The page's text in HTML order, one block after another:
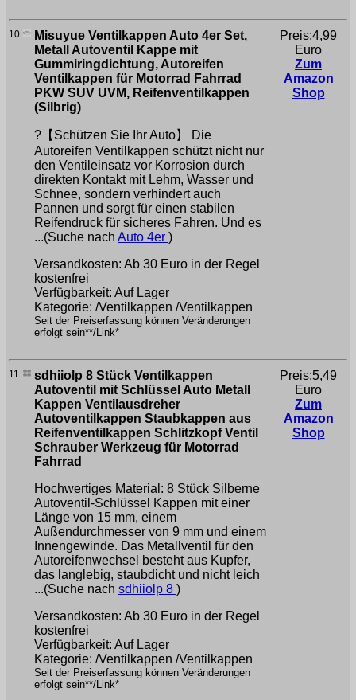
10
Misuyue Ventilkappen Auto 4er Set,
Metall Autoventil Kappe mit
Gummiringdichtung, Autoreifen
Ventilkappen für Motorrad Fahrrad
PKW SUV UVM, Reifenventilkappen
(Silbrig)
?【Schützen Sie Ihr Auto】 Die
Autoreifen Ventilkappen schützt nicht nur
den Ventileinsatz vor Korrosion durch
direkten Kontakt mit Lehm, Wasser und
Schnee, sondern verhindert auch
Pannen und sorgt für einen stabilen
Reifendruck für sicheres Fahren. Und es
...(Suche nach Auto 4er )
Versandkosten: Ab 30 Euro in der Regel
kostenfrei
Verfügbarkeit: Auf Lager
Kategorie: /Ventilkappen /Ventilkappen
Seit der Preiserfassung können Veränderungen
erfolgt sein**/Link*
Preis:4,99
Euro
Zum
Amazon
Shop
11
sdhiiolp 8 Stück Ventilkappen
Autoventil mit Schlüssel Auto Metall
Kappen Ventilausdreher
Autoventilkappen Staubkappen aus
Reifenventilkappen Schlitzkopf Ventil
Schrauber Werkzeug für Motorrad
Fahrrad
Hochwertiges Material: 8 Stück Silberne
Autoventil-Schlüssel Kappen mit einer
Länge von 15 mm, einem
Außendurchmesser von 9 mm und einem
Innengewinde. Das Metallventil für den
Autoreifenwechsel besteht aus Kupfer,
das langlebig, staubdicht und nicht leich
...(Suche nach sdhiiolp 8 )
Versandkosten: Ab 30 Euro in der Regel
kostenfrei
Verfügbarkeit: Auf Lager
Kategorie: /Ventilkappen /Ventilkappen
Seit der Preiserfassung können Veränderungen
erfolgt sein**/Link*
Preis:5,49
Euro
Zum
Amazon
Shop